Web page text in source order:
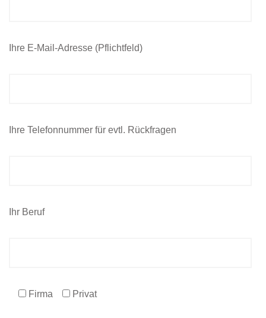
Ihre E-Mail-Adresse (Pflichtfeld)
Ihre Telefonnummer für evtl. Rückfragen
Ihr Beruf
Firma Privat